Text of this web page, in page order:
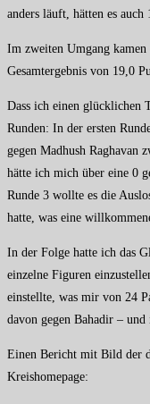
anders läuft, hätten es auch
Im zweiten Umgang
Gesamtergebnis von 19,0
Dass ich einen glücklichen
Runden: In der ersten
gegen Madhush Raghavan
hätte ich mich über eine 0
Runde 3 wollte es die
hatte, was eine
In der Folge hatte ich das
einzelne Figuren
einstellte, was mir von 24
davon gegen Bahadir –
Einen Bericht mit Bild der
Kreishomepage: